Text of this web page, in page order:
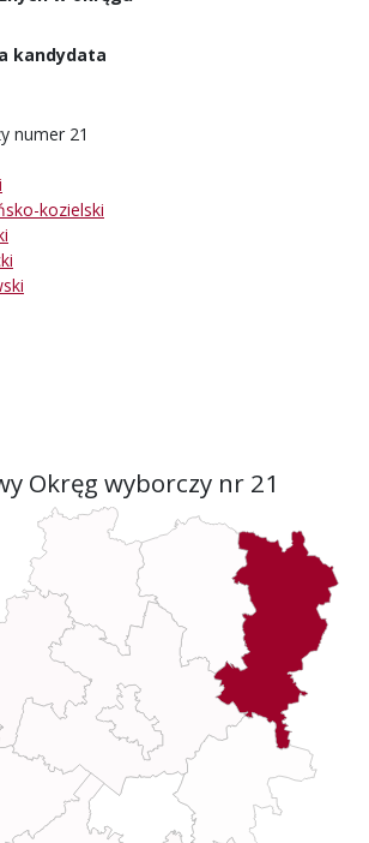
kandydata
numer 21
kozielski
Okręg wyborczy nr 21